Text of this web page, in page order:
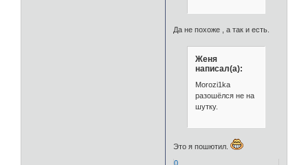
Да не похоже , а так и есть.
Женя
написал(а):
Мorozi1ka
разошёлся не на
шутку.
Это я пошютил.
0